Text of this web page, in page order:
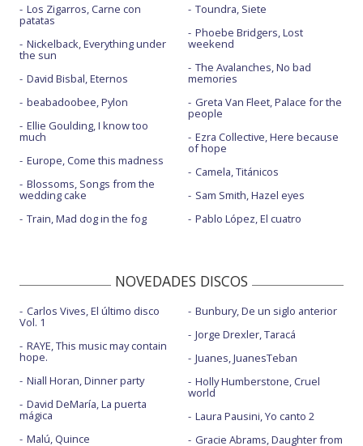
Los Zigarros, Carne con
patatas
Nickelback, Everything under
the sun
David Bisbal, Eternos
beabadoobee, Pylon
Ellie Goulding, I know too
much
Europe, Come this madness
Blossoms, Songs from the
wedding cake
Train, Mad dog in the fog
Toundra, Siete
Phoebe Bridgers, Lost
weekend
The Avalanches, No bad
memories
Greta Van Fleet, Palace for the
people
Ezra Collective, Here because
of hope
Camela, Titánicos
Sam Smith, Hazel eyes
Pablo López, El cuatro
NOVEDADES DISCOS
Carlos Vives, El último disco
Vol. 1
RAYE, This music may contain
hope.
Niall Horan, Dinner party
David DeMaría, La puerta
mágica
Malú, Quince
Bunbury, De un siglo anterior
Jorge Drexler, Taracá
Juanes, JuanesTeban
Holly Humberstone, Cruel
world
Laura Pausini, Yo canto 2
Gracie Abrams, Daughter from